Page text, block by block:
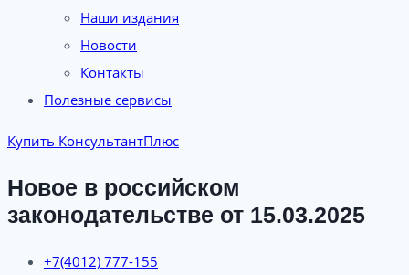
Наши издания
Новости
Контакты
Полезные сервисы
Купить КонсультантПлюс
Новое в российском
законодательстве от 15.03.2025
+7(4012) 777-155